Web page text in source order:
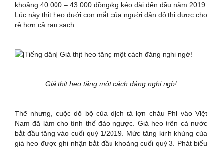
khoảng 40.000 – 43.000 đồng/kg kéo dài đến đầu năm 2019.
Lúc này thịt heo dưới con mắt của người dân đô thị được cho
rẻ hơn cả rau sạch.
Giá thịt heo tăng một cách đáng nghi ngờ!
Thế nhưng, cuộc đổ bộ của dịch tả lợn châu Phi vào Việt
Nam đã làm cho tình thế đảo ngược. Giá heo trên cả nước
bắt đầu tăng vào cuối quý 1/2019. Mức tăng kinh khủng của
giá heo được ghi nhận bắt đầu khoảng cuối quý 3. Phát biểu